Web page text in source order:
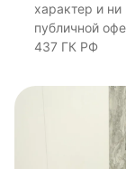
характер и ни
публичной
437 ГК РФ